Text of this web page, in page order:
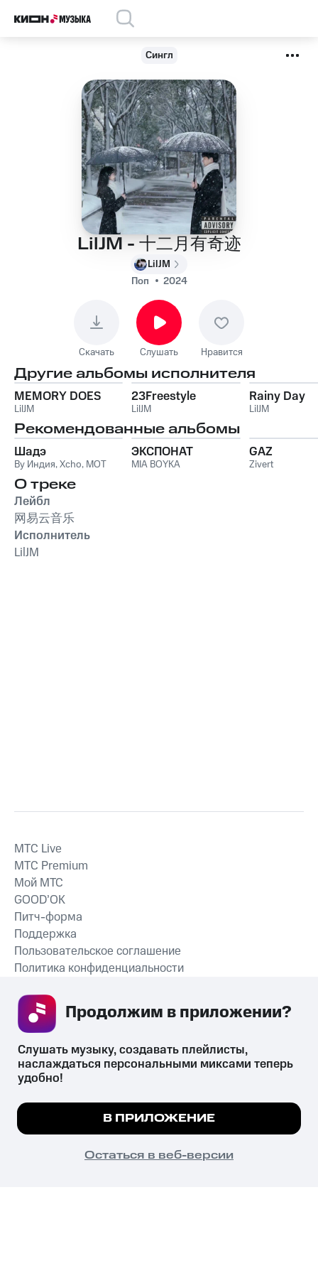
Сингл
LilJM - 十二月有奇迹
LilJM
Поп
2024
Скачать Слушать Нравится
Другие альбомы исполнителя
MEMORY DOES
LilJM
23Freestyle
LilJM
Rainy Day
LilJM
Рекомендованные альбомы
Шадэ
By Индия,Xcho, MOT
ЭКСПОНАТ
MIA BOYKA
GAZ
Zivert
О треке
Лейбл
网易云音乐
Исполнитель
LilJM
СКАЧАТЬ ПРИЛОЖЕНИЕ
MTС Live
MTС Premium
Мой МТС
GOOD’OK
Питч-форма
Поддержка
Пользовательское соглашение
Политика конфиденциальности
психотропных веществ, их аналогов причиняет вред здоровью,
их незаконный оборот запрещён и влечёт установленную
законодательством ответственность.
© 2026 ООО «КИОН».
Все права защищены
Мы используем куки, чтобы на сайте все
Подробнее
ПОНЯТНО
Слушать музыку, создавать плейлисты,
наслаждаться персональными миксами теперь
удобно!
В ПРИЛОЖЕНИЕ
Остаться в веб-версии